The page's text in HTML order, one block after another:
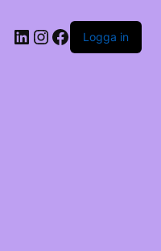
LinkedIn
Instagram
Facebook
Logga in